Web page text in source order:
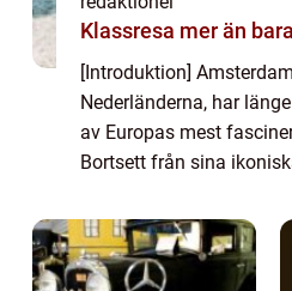
Klassresa mer
[Introduktion]
Nederländerna, har
av Europas mest
Bortsett från sina
Amsterdam också en
och upplevelser för be...